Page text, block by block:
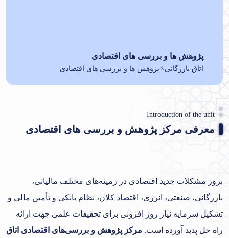
پژوهش ها و بررسی های اقتصادی
اتاق بازرگانی پژوهش ها و بررسی های اقتصادی
Introduction of the unit
معرفی مرکز پژوهش و بررسی های اقتصادی
بروز مشکلات جدید اقتصادی در زمینه‌های مختلف مالیاتی،
بازرگانی، صنعتی، انرژی، اقتصاد کلان، نظام بانکی و تأمین مالی و
تشکیل سرمایه نیاز روز افزونی برای تحقیقات علمی جهت ارائه
راه حل پدید آورده است. مرکز پژوهش و بررسی‌های اقتصادی اتاق